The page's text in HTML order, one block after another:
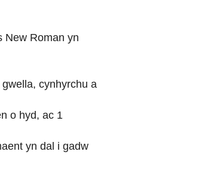
New Roman yn
cynhyrchu a
o hyd, ac 1
yn dal i gadw